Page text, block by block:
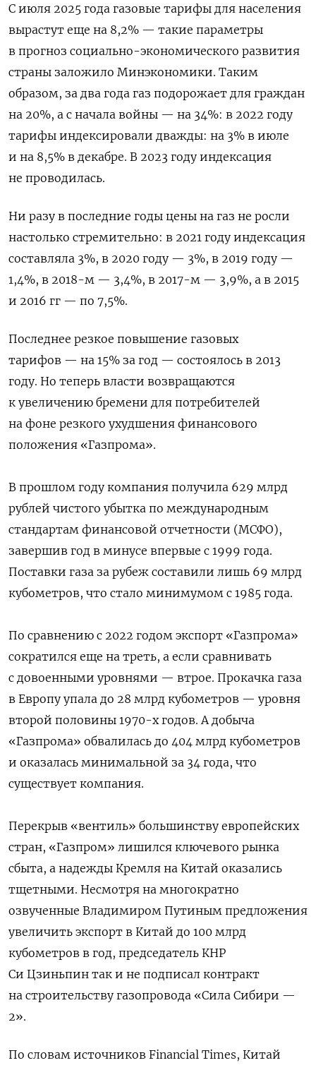
С июля 2025 года газовые тарифы для населения
вырастут еще на 8,2% — такие параметры
в прогноз социально-экономического развития
страны заложило Минэкономики. Таким
образом, за два года газ подорожает для граждан
на 20%, а с начала войны — на 34%: в 2022 году
тарифы индексировали дважды: на 3% в июле
и на 8,5% в декабре. В 2023 году индексация
не проводилась.
Ни разу в последние годы цены на газ не росли
настолько стремительно: в 2021 году индексация
составляла 3%, в 2020 году — 3%, в 2019 году —
1,4%, в 2018-м — 3,4%, в 2017-м — 3,9%, а в 2015
и 2016 гг — по 7,5%.
Последнее резкое повышение газовых
тарифов — на 15% за год — состоялось в 2013
году. Но теперь власти возвращаются
к увеличению бремени для потребителей
на фоне резкого ухудшения финансового
положения «Газпрома».
В прошлом году компания получила 629 млрд
рублей чистого убытка по международным
стандартам финансовой отчетности (МСФО),
завершив год в минусе впервые с 1999 года.
Поставки газа за рубеж составили лишь 69 млрд
кубометров, что стало минимумом с 1985 года.
По сравнению с 2022 годом экспорт «Газпрома»
сократился еще на треть, а если сравнивать
с довоенными уровнями — втрое. Прокачка газа
в Европу упала до 28 млрд кубометров — уровня
второй половины 1970-х годов. А добыча
«Газпрома» обвалилась до 404 млрд кубометров
и оказалась минимальной за 34 года, что
существует компания.
Перекрыв «вентиль» большинству европейских
стран, «Газпром» лишился ключевого рынка
сбыта, а надежды Кремля на Китай оказались
тщетными. Несмотря на многократно
озвученные Владимиром Путиным предложения
увеличить экспорт в Китай до 100 млрд
кубометров в год, председатель КНР
Си Цзиньпин так и не подписал контракт
на строительству газопровода «Сила Сибири —
2».
По словам источников Financial Times, Китай